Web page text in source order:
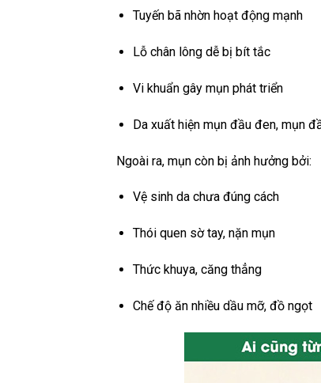
Tuyến bã nhờn hoạt động mạnh
Lỗ chân lông dễ bị bít tắc
Vi khuẩn gây mụn phát triển
Da xuất hiện mụn đầu đen, mụn
Ngoài ra, mụn còn bị ảnh hưởng bởi:
Vệ sinh da chưa đúng cách
Thói quen sờ tay, nặn mụn
Thức khuya, căng thẳng
Chế độ ăn nhiều dầu mỡ, đồ ngọt